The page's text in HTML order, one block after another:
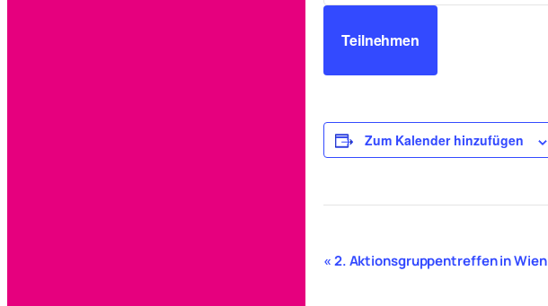
Teilnehmen
Zum Kalender hinzufügen
V
«2. Aktionsgruppentreffen in Wien